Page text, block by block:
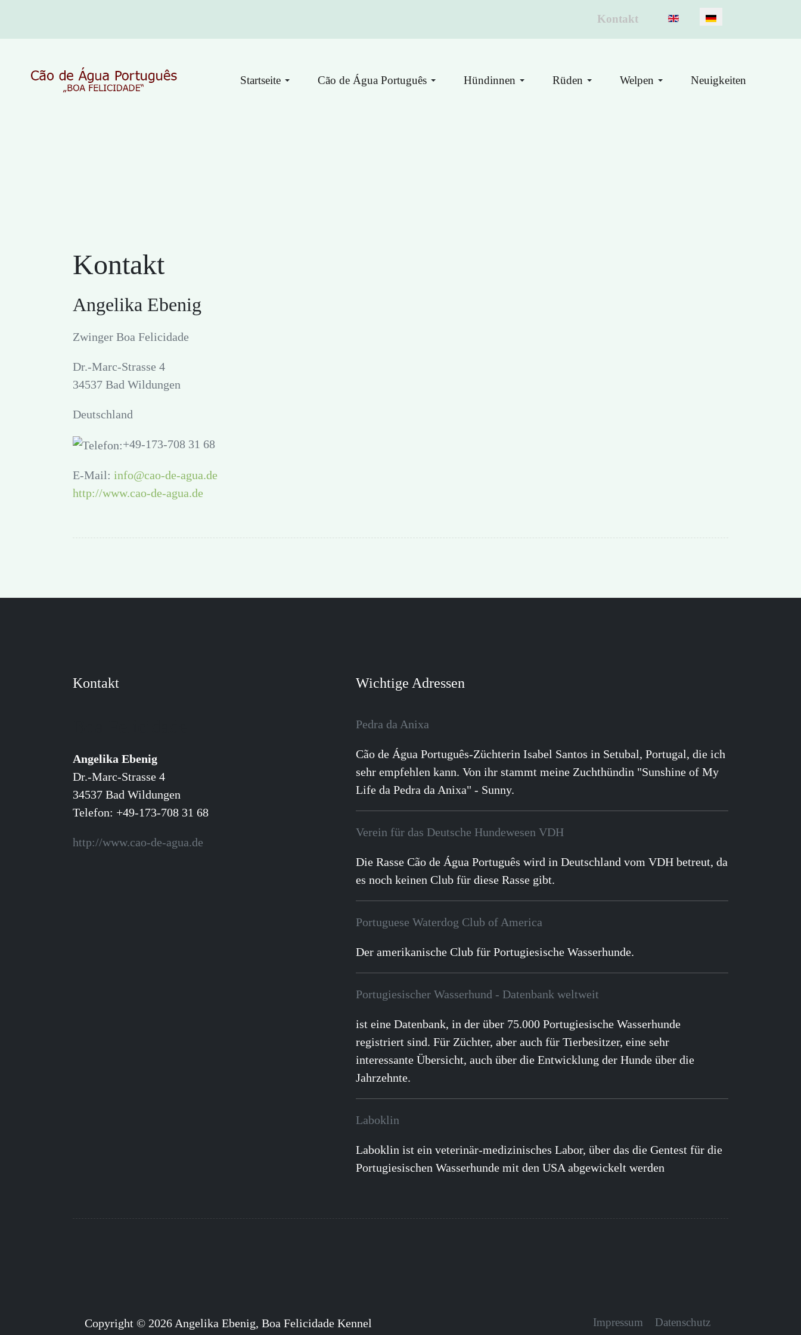
Sprache auswählen
Kontakt
Startseite Cão de Água Português Hündinnen Rüden Welpen Neuigkeiten
Kontakt
Angelika Ebenig
Zwinger Boa Felicidade
Dr.-Marc-Strasse 4
34537 Bad Wildungen
Deutschland
+49-173-708 31 68
E-Mail: info@cao-de-agua.de
http://www.cao-de-agua.de
Kontakt
Angelika Ebenig
Dr.-Marc-Strasse 4
34537 Bad Wildungen
Telefon: +49-173-708 31 68
http://www.cao-de-agua.de
Wichtige Adressen
Pedra da Anixa
Cão de Água Português-Züchterin Isabel Santos in Setubal, Portugal, die ich
sehr empfehlen kann. Von ihr stammt meine Zuchthündin "Sunshine of My
Life da Pedra da Anixa" - Sunny.
Verein für das Deutsche Hundewesen VDH
Die Rasse Cão de Água Português wird in Deutschland vom VDH betreut, da
es noch keinen Club für diese Rasse gibt.
Portuguese Waterdog Club of America
Der amerikanische Club für Portugiesische Wasserhunde.
Portugiesischer Wasserhund - Datenbank weltweit
ist eine Datenbank, in der über 75.000 Portugiesische Wasserhunde
registriert sind. Für Züchter, aber auch für Tierbesitzer, eine sehr
interessante Übersicht, auch über die Entwicklung der Hunde über die
Jahrzehnte.
Laboklin
Laboklin ist ein veterinär-medizinisches Labor, über das die Gentest für die
Portugiesischen Wasserhunde mit den USA abgewickelt werden
Copyright © 2026 Angelika Ebenig, Boa Felicidade Kennel Impressum Datenschutz